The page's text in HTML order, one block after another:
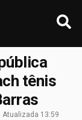
tênis
Atualizada 13:59